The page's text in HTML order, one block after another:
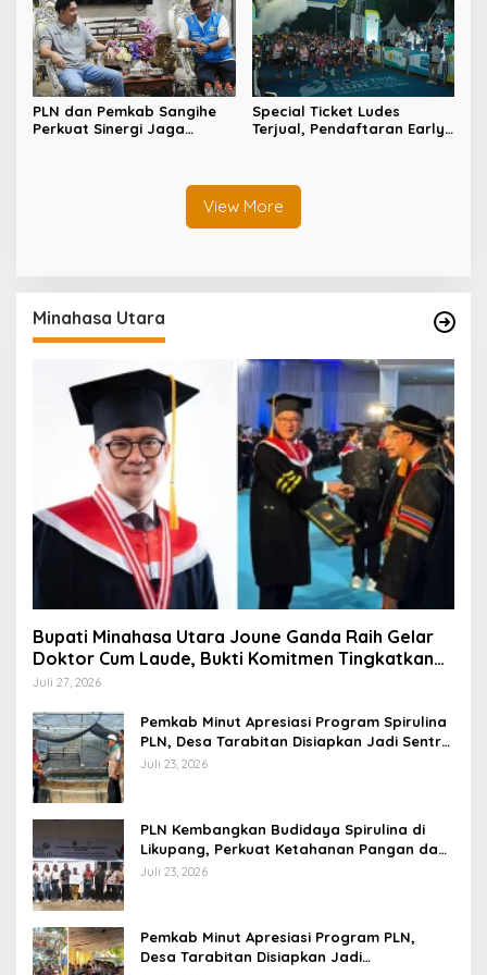
PLN dan Pemkab Sangihe
Perkuat Sinergi Jaga
Special Ticket Ludes
Terjual, Pendaftaran Early
View More
Minahasa Utara
Bupati Minahasa Utara Joune Ganda Raih Gelar
Doktor Cum Laude, Bukti Komitmen Tingkatkan
Kualitas Kepemimpinan
Juli 27, 2026
Pemkab Minut Apresiasi Program Spirulina
PLN, Desa Tarabitan Disiapkan Jadi Sentra
Pangan Berbasis Energi Bersih
Juli 23, 2026
PLN Kembangkan Budidaya Spirulina di
Likupang, Perkuat Ketahanan Pangan dan
Ekonomi Masyarakat
Juli 23, 2026
Pemkab Minut Apresiasi Program PLN,
Desa Tarabitan Disiapkan Jadi